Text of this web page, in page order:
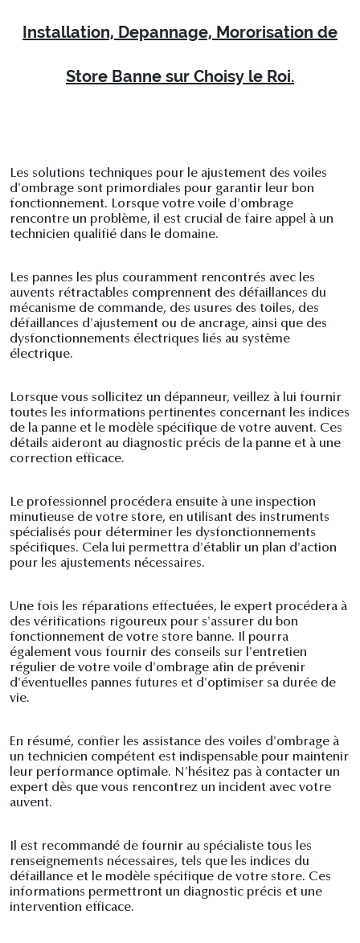
Installation, Depannage, Mororisation de
Store Banne sur Choisy le Roi.
Les solutions techniques pour le ajustement des voiles
d'ombrage sont primordiales pour garantir leur bon
fonctionnement. Lorsque votre voile d'ombrage
rencontre un problème, il est crucial de faire appel à un
technicien qualifié dans le domaine.
Les pannes les plus couramment rencontrés avec les
auvents rétractables comprennent des défaillances du
mécanisme de commande, des usures des toiles, des
défaillances d'ajustement ou de ancrage, ainsi que des
dysfonctionnements électriques liés au système
électrique.
Lorsque vous sollicitez un dépanneur, veillez à lui fournir
toutes les informations pertinentes concernant les indices
de la panne et le modèle spécifique de votre auvent. Ces
détails aideront au diagnostic précis de la panne et à une
correction efficace.
Le professionnel procédera ensuite à une inspection
minutieuse de votre store, en utilisant des instruments
spécialisés pour déterminer les dysfonctionnements
spécifiques. Cela lui permettra d'établir un plan d'action
pour les ajustements nécessaires.
Une fois les réparations effectuées, le expert procédera à
des vérifications rigoureux pour s'assurer du bon
fonctionnement de votre store banne. Il pourra
également vous fournir des conseils sur l'entretien
régulier de votre voile d'ombrage afin de prévenir
d'éventuelles pannes futures et d'optimiser sa durée de
vie.
En résumé, confier les assistance des voiles d'ombrage à
un technicien compétent est indispensable pour maintenir
leur performance optimale. N'hésitez pas à contacter un
expert dès que vous rencontrez un incident avec votre
auvent.
Il est recommandé de fournir au spécialiste tous les
renseignements nécessaires, tels que les indices du
défaillance et le modèle spécifique de votre store. Ces
informations permettront un diagnostic précis et une
intervention efficace.